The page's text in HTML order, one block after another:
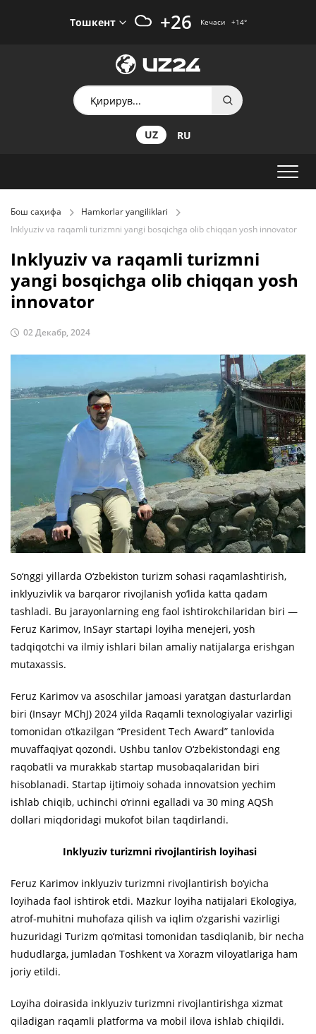
Тошкент +26 Кечаси +14°
UZ RU
Бош саҳифа
Hamkorlar yangiliklari
Inklyuziv va raqamli turizmni yangi bosqichga olib chiqqan yosh innovator
Inklyuziv va raqamli turizmni
yangi bosqichga olib chiqqan yosh
innovator
02 Декабр, 2024
So‘nggi yillarda O‘zbekiston turizm sohasi raqamlashtirish,
inklyuzivlik va barqaror rivojlanish yo‘lida katta qadam
tashladi. Bu jarayonlarning eng faol ishtirokchilaridan biri —
Feruz Karimov, InSayr startapi loyiha menejeri, yosh
tadqiqotchi va ilmiy ishlari bilan amaliy natijalarga erishgan
mutaxassis.
Feruz Karimov va asoschilar jamoasi yaratgan dasturlardan
biri (Insayr MChJ) 2024 yilda Raqamli texnologiyalar vazirligi
tomonidan o‘tkazilgan “President Tech Award” tanlovida
muvaffaqiyat qozondi. Ushbu tanlov O‘zbekistondagi eng
raqobatli va murakkab startap musobaqalaridan biri
hisoblanadi. Startap ijtimoiy sohada innovatsion yechim
ishlab chiqib, uchinchi o‘rinni egalladi va 30 ming AQSh
dollari miqdoridagi mukofot bilan taqdirlandi.
Inklyuziv turizmni rivojlantirish loyihasi
Feruz Karimov inklyuziv turizmni rivojlantirish bo‘yicha
loyihada faol ishtirok etdi. Mazkur loyiha natijalari Ekologiya,
atrof-muhitni muhofaza qilish va iqlim o‘zgarishi vazirligi
huzuridagi Turizm qo‘mitasi tomonidan tasdiqlanib, bir necha
hududlarga, jumladan Toshkent va Xorazm viloyatlariga ham
joriy etildi.
Loyiha doirasida inklyuziv turizmni rivojlantirishga xizmat
qiladigan raqamli platforma va mobil ilova ishlab chiqildi.